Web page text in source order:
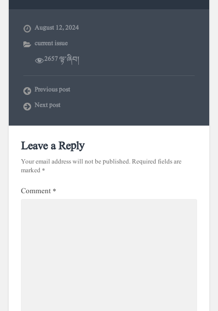
August 12, 2024
current issue
2657 ལྟ་ཞིབ།
Previous post
Next post
Leave a Reply
Your email address will not be published.Required fields are
marked*
Comment*